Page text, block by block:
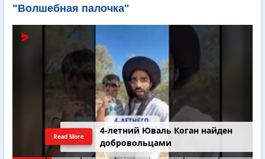
"Волшебная палочка"
4-летний Юваль Коган найден
добровольцами
Read More